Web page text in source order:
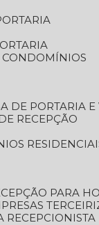
CONDOMÍNIOS
DE PORTARIA
RECEPÇÃO
PARA
RECEPCIONISTA